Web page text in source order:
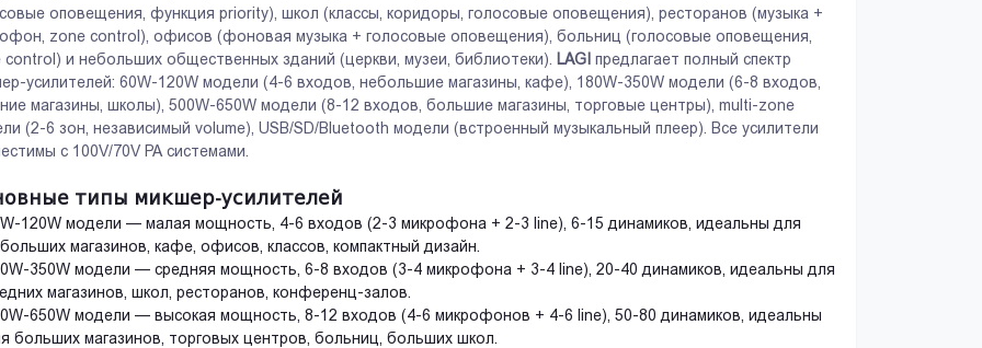
оповещения, функция priority), школ (классы, коридоры, голосовые оповещения), ресторанов (музыка +
zone control), офисов (фоновая музыка + голосовые оповещения), больниц (голосовые оповещения,
control) и небольших общественных зданий (церкви, музеи, библиотеки). LAGI предлагает полный спектр
усилителей: 60W-120W модели (4-6 входов, небольшие магазины, кафе), 180W-350W модели (6-8 входов,
магазины, школы), 500W-650W модели (8-12 входов, большие магазины, торговые центры), multi-zone
(2-6 зон, независимый volume), USB/SD/Bluetooth модели (встроенный музыкальный плеер). Все усилители
с 100V/70V PA системами.
типы микшер-усилителей
120W модели — малая мощность, 4-6 входов (2-3 микрофона + 2-3 line), 6-15 динамиков, идеальны для
магазинов, кафе, офисов, классов, компактный дизайн.
350W модели — средняя мощность, 6-8 входов (3-4 микрофона + 3-4 line), 20-40 динамиков, идеальны для
магазинов, школ, ресторанов, конференц-залов.
650W модели — высокая мощность, 8-12 входов (4-6 микрофонов + 4-6 line), 50-80 динамиков, идеальны
больших магазинов, торговых центров, больниц, больших школ.